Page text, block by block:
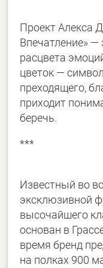
Проект Алекса
Впечатление» —
расцвета
цветок —
преходящего,
приходит
беречь.
***
Известный во
эксклюзивной
высочайшего
основан в
время бренд
на полках 900